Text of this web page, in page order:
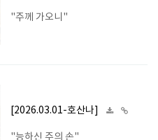
"주께 가오니"
[2026.03.01-호산나]
"능하신 주의 손"